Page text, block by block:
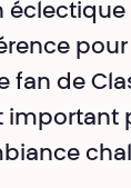
fan de